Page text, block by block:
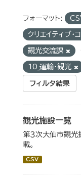
フォーマット:
クリエイティブ・
観光交流課
10_運輸・観光
フィルタ結果
観光施設一覧
第３次大仙市観光
載。
CSV